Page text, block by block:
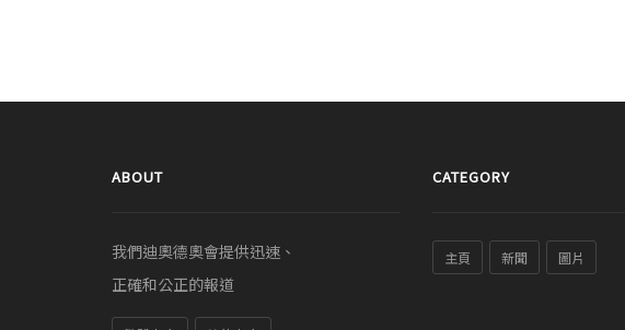
ABOUT
我們迪奧德奧會提供迅速、
正確和公正的報道
CATEGORY
主頁 新聞 圖片